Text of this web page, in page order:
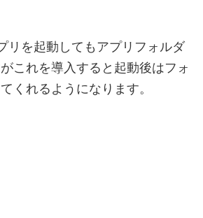
リを起動してもアプリフォルダ
これを導入すると起動後はフォ
くれるようになります。